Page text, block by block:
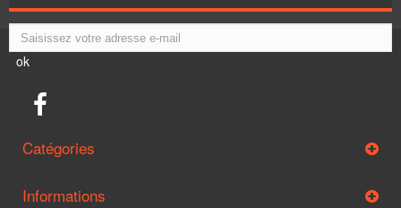
ok
Catégories
Informations